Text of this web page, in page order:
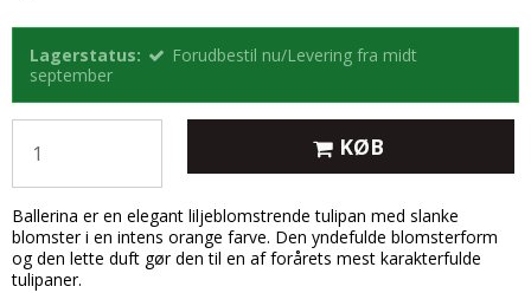
Lagerstatus:
Forudbestil nu/Levering fra midt
september
KØB
Ballerina er en elegant liljeblomstrende tulipan med slanke
blomster i en intens orange farve. Den yndefulde blomsterform
og den lette duft gør den til en af forårets mest karakterfulde
tulipaner.